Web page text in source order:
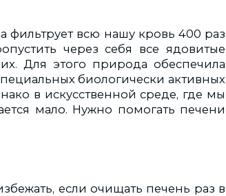
всю нашу кровь 400 раз
через себя все ядовитые
Для этого природа обеспечила
биологически активных
в искусственной среде, где мы
мало. Нужно помогать печени
если очищать печень раз в